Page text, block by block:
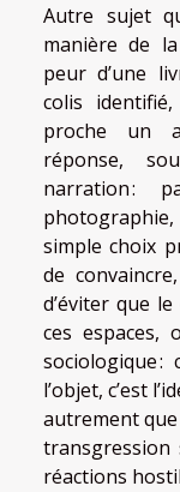
Autre sujet
manière de
peur d’une
colis
proche un
réponse,
narration :
simple choix
de
d’éviter que
ces espaces,
sociologique :
l’objet, c’est
autrement
transgression
réactions